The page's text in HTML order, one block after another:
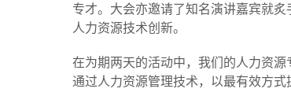
专才。大会亦邀请了知名演讲嘉宾就
人力资源技术创新。
在为期两天的活动中，我们的人力资
通过人力资源管理技术，以最有效方式